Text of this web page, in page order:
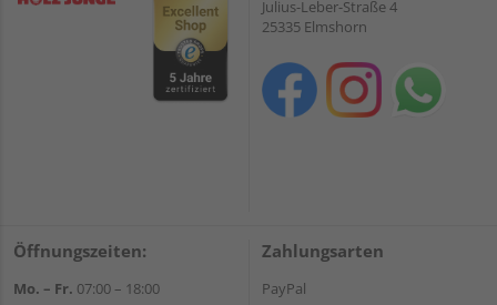
Julius-Leber-Straße 4
25335 Elmshorn
Öffnungszeiten:
Mo. – Fr. 07:00 – 18:00
Zahlungsarten
PayPal